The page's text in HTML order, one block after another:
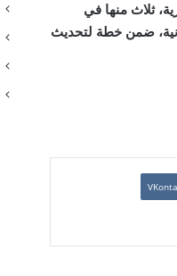
ثلاث منها في
ضمن خطة لتحديث